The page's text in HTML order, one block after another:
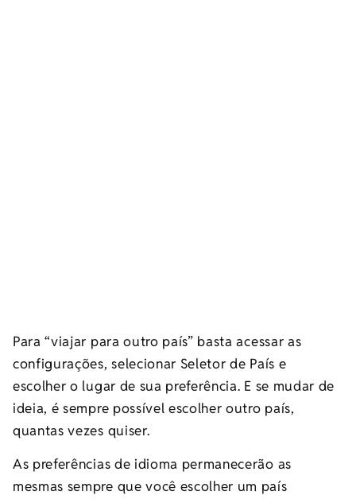
Para “viajar para outro país” basta acessar as
configurações, selecionar Seletor de País e
escolher o lugar de sua preferência. E se mudar de
ideia, é sempre possível escolher outro país,
quantas vezes quiser.
As preferências de idioma permanecerão as
mesmas sempre que você escolher um país